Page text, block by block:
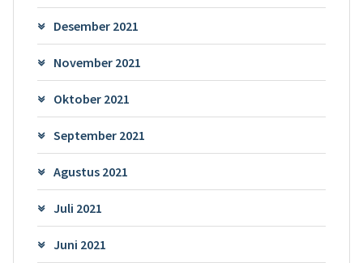
Desember 2021
November 2021
Oktober 2021
September 2021
Agustus 2021
Juli 2021
Juni 2021